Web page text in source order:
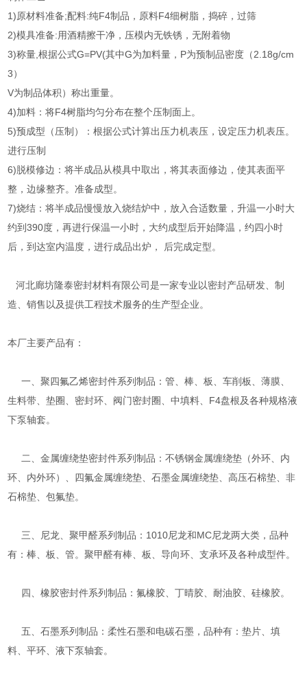
1)原材料准备;配料:纯F4制品，原料F4细树脂，捣碎，过筛
2)模具准备:用酒精擦干净，压模内无铁锈，无附着物
3)称量,根据公式G=PV(其中G为加料量，P为预制品密度（2.18g/cm
3）
V为制品体积）称出重量。
4)加料：将F4树脂均匀分布在整个压制面上。
5)预成型（压制）：根据公式计算出压力机表压，设定压力机表压。
进行压制
6)脱模修边：将半成品从模具中取出，将其表面修边，使其表面平
整，边缘整齐。准备成型。
7)烧结：将半成品慢慢放入烧结炉中，放入合适数量，升温一小时大
约到390度，再进行保温一小时，大约成型后开始降温，约四小时
后，到达室内温度，进行成品出炉， 后完成定型。
河北廊坊隆泰密封材料有限公司是一家专业以密封产品研发、制
造、销售以及提供工程技术服务的生产型企业。
本厂主要产品有：
一、聚四氟乙烯密封件系列制品：管、棒、板、车削板、薄膜、
生料带、垫圈、密封环、阀门密封圈、中填料、F4盘根及各种规格液
下泵轴套。
二、金属缠绕垫密封件系列制品：不锈钢金属缠绕垫（外环、内
环、内外环）、四氟金属缠绕垫、石墨金属缠绕垫、高压石棉垫、非
石棉垫、包氟垫。
三、尼龙、聚甲醛系列制品：1010尼龙和MC尼龙两大类，品种
有：棒、板、管。聚甲醛有棒、板、导向环、支承环及各种成型件。
四、橡胶密封件系列制品：氟橡胶、丁晴胶、耐油胶、硅橡胶。
五、石墨系列制品：柔性石墨和电碳石墨，品种有：垫片、填
料、平环、液下泵轴套。